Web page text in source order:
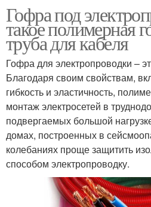
Гофра под
такое полимерная
труба для кабеля
Гофра для электропроводки –
Благодаря своим свойствам,
гибкость и эластичность,
монтаж электросетей в
подвергаемых большой
домах, построенных в
колебаниях проще защитить
способом электропроводку.